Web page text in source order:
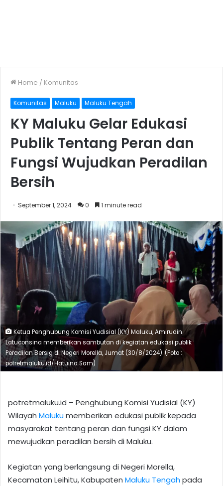
Home / Komunitas
Komunitas Maluku Maluku Tengah
KY Maluku Gelar Edukasi
Publik Tentang Peran dan
Fungsi Wujudkan Peradilan
Bersih
September 1, 2024 0 1 minute read
Ketua Penghubung Komisi Yudisial (KY) Maluku, Amirudin
Latuconsina memberikan sambutan di kegiatan edukasi publik
Peradilan Bersig di Negeri Morella, Jumat (30/8/2024). (Foto :
potretmaluku.id/Hatuina Sam)
potretmaluku.id – Penghubung Komisi Yudisial (KY)
Wilayah Malukumemberikan edukasi publik kepada
masyarakat tentang peran dan fungsi KY dalam
mewujudkan peradilan bersih di Maluku.
Kegiatan yang berlangsung di Negeri Morella,
Kecamatan Leihitu, Kabupaten Maluku Tengahpada